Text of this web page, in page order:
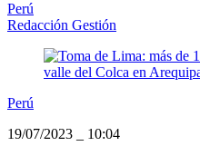
Perú
Redacción Gestión
Perú
19/07/2023
10:04